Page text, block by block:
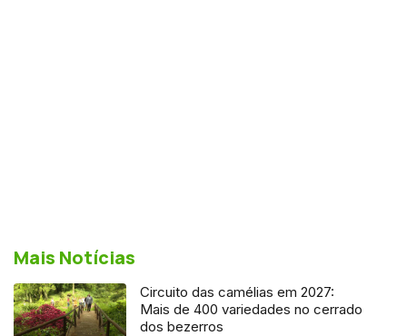
Mais Notícias
Circuito das camélias em 2027:
Mais de 400 variedades no cerrado
dos bezerros